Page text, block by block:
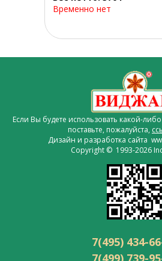
Временно нет
Если Вы будете использовать какой-
поставьте, пожалуйста,
Дизайн и разработка сайта
Copyright © 1993-2026
7(495) 434-